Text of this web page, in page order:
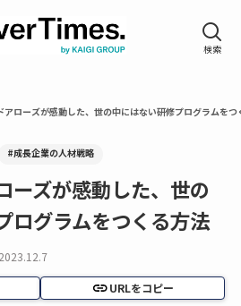
アローズが感動した、世の中にはない研修プログラムをつ
#成長企業の人材戦略
ーズが感動した、世の
ログラムをつくる方法
2023.12.7
URLをコピー